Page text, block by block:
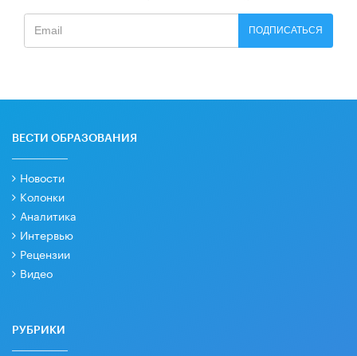
ПОДПИСАТЬСЯ
ВЕСТИ ОБРАЗОВАНИЯ
Новости
Колонки
Аналитика
Интервью
Рецензии
Видео
РУБРИКИ